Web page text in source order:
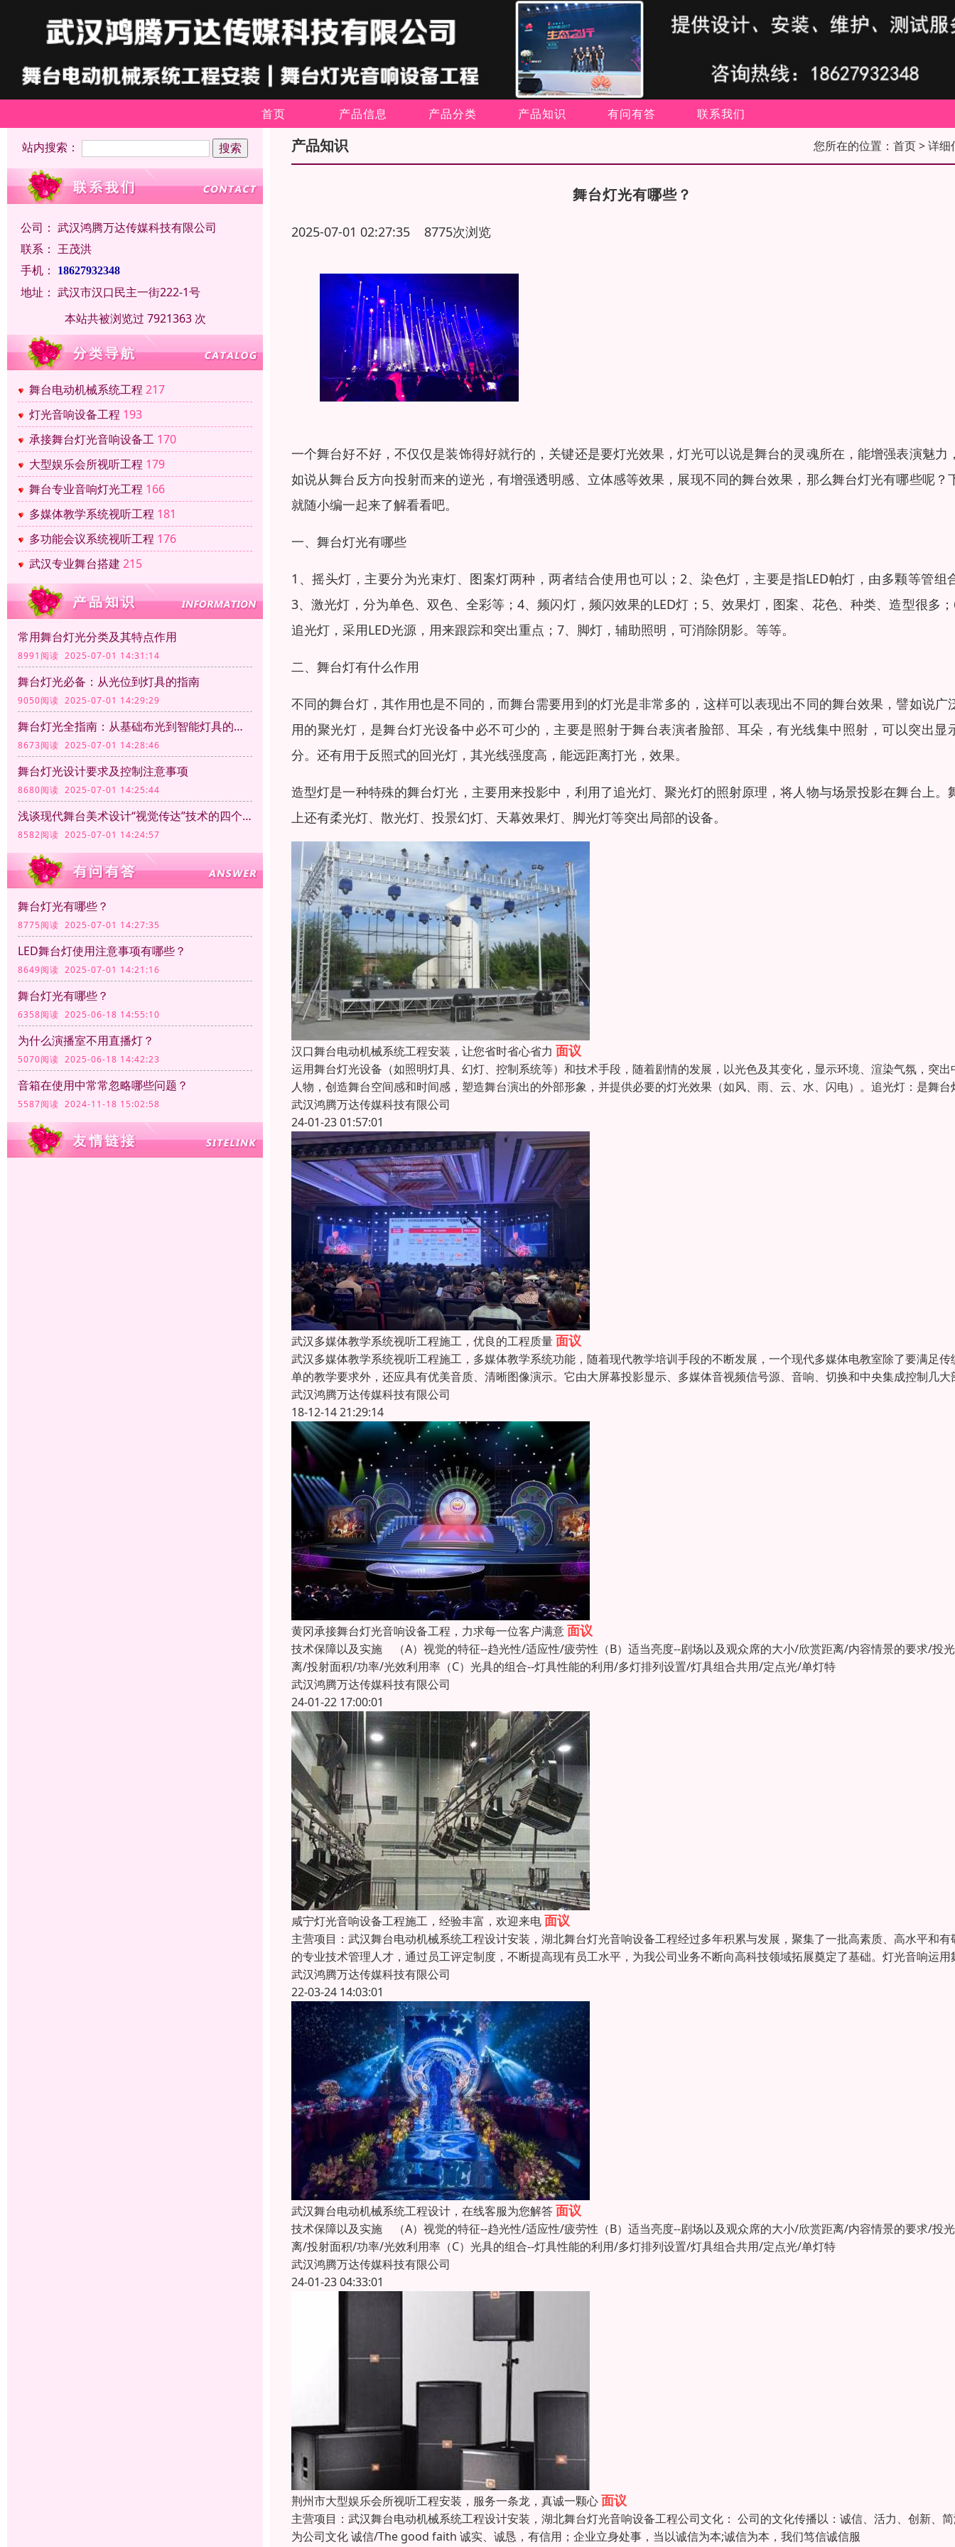
首页 产品信息 产品分类 产品知识 有问有答 联系我们
站内搜索：
公司： 武汉鸿腾万达传媒科技有限公司
联系： 王茂洪
手机：
18627932348
地址： 武汉市汉口民主一街222-1号
本站共被浏览过 7921363 次
舞台电动机械系统工程 217
灯光音响设备工程 193
承接舞台灯光音响设备工 170
大型娱乐会所视听工程 179
舞台专业音响灯光工程 166
多媒体教学系统视听工程 181
多功能会议系统视听工程 176
武汉专业舞台搭建 215
常用舞台灯光分类及其特点作用
8991阅读 2025-07-01 14:31:14
舞台灯光必备：从光位到灯具的指南
9050阅读 2025-07-01 14:29:29
舞台灯光全指南：从基础布光到智能灯具的应用
8673阅读 2025-07-01 14:28:46
舞台灯光设计要求及控制注意事项
8680阅读 2025-07-01 14:25:44
浅谈现代舞台美术设计“视觉传达”技术的四个方面
8582阅读 2025-07-01 14:24:57
舞台灯光有哪些？
8775阅读 2025-07-01 14:27:35
LED舞台灯使用注意事项有哪些？
8649阅读 2025-07-01 14:21:16
舞台灯光有哪些？
6358阅读 2025-06-18 14:55:10
为什么演播室不用直播灯？
5070阅读 2025-06-18 14:42:23
音箱在使用中常常忽略哪些问题？
5587阅读 2024-11-18 15:02:58
产品知识 您所在的位置： 首页> 详细
舞台灯光有哪些？
2025-07-01 02:27:35 8775次浏览
一个舞台好不好，不仅仅是装饰得好就行的，关键还是要灯光效果，灯光可以说是舞台的灵魂所在，能增强表演魅力
如说从舞台反方向投射而来的逆光，有增强透明感、立体感等效果，展现不同的舞台效果，那么舞台灯光有哪些呢？
就随小编一起来了解看看吧。
一、舞台灯光有哪些
1、摇头灯，主要分为光束灯、图案灯两种，两者结合使用也可以；2、染色灯，主要是指LED帕灯，由多颗等管组
3、激光灯，分为单色、双色、全彩等；4、频闪灯，频闪效果的LED灯；5、效果灯，图案、花色、种类、造型很多
追光灯，采用LED光源，用来跟踪和突出重点；7、脚灯，辅助照明，可消除阴影。等等。
二、舞台灯有什么作用
不同的舞台灯，其作用也是不同的，而舞台需要用到的灯光是非常多的，这样可以表现出不同的舞台效果，譬如说广
用的聚光灯，是舞台灯光设备中必不可少的，主要是照射于舞台表演者脸部、耳朵，有光线集中照射，可以突出显
分。还有用于反照式的回光灯，其光线强度高，能远距离打光，效果。
造型灯是一种特殊的舞台灯光，主要用来投影中，利用了追光灯、聚光灯的照射原理，将人物与场景投影在舞台上。
上还有柔光灯、散光灯、投景幻灯、天幕效果灯、脚光灯等突出局部的设备。
汉口舞台电动机械系统工程安装，让您省时省心省力 面议
运用舞台灯光设备（如照明灯具、幻灯、控制系统等）和技术手段，随着剧情的发展，以光色及其变化，显示环境、渲染气氛，突出
人物，创造舞台空间感和时间感，塑造舞台演出的外部形象，并提供必要的灯光效果（如风、雨、云、水、闪电）。追光灯：是舞台
武汉鸿腾万达传媒科技有限公司
24-01-23 01:57:01
武汉多媒体教学系统视听工程施工，优良的工程质量面议
武汉多媒体教学系统视听工程施工，多媒体教学系统功能，随着现代教学培训手段的不断发展，一个现代多媒体电教室除了要满足传
单的教学要求外，还应具有优美音质、清晰图像演示。它由大屏幕投影显示、多媒体音视频信号源、音响、切换和中央集成控制几大
武汉鸿腾万达传媒科技有限公司
18-12-14 21:29:14
黄冈承接舞台灯光音响设备工程，力求每一位客户满意面议
技术保障以及实施 （A）视觉的特征--趋光性/适应性/疲劳性（B）适当亮度--剧场以及观众席的大小/欣赏距离/内容情景的要求/投
离/投射面积/功率/光效利用率（C）光具的组合--灯具性能的利用/多灯排列设置/灯具组合共用/定点光/单灯特
武汉鸿腾万达传媒科技有限公司
24-01-22 17:00:01
咸宁灯光音响设备工程施工，经验丰富，欢迎来电面议
主营项目：武汉舞台电动机械系统工程设计安装，湖北舞台灯光音响设备工程经过多年积累与发展，聚集了一批高素质、高水平和有
的专业技术管理人才，通过员工评定制度，不断提高现有员工水平，为我公司业务不断向高科技领域拓展奠定了基础。灯光音响运用
武汉鸿腾万达传媒科技有限公司
22-03-24 14:03:01
武汉舞台电动机械系统工程设计，在线客服为您解答面议
技术保障以及实施 （A）视觉的特征--趋光性/适应性/疲劳性（B）适当亮度--剧场以及观众席的大小/欣赏距离/内容情景的要求/投
离/投射面积/功率/光效利用率（C）光具的组合--灯具性能的利用/多灯排列设置/灯具组合共用/定点光/单灯特
武汉鸿腾万达传媒科技有限公司
24-01-23 04:33:01
荆州市大型娱乐会所视听工程安装，服务一条龙，真诚一颗心面议
主营项目：武汉舞台电动机械系统工程设计安装，湖北舞台灯光音响设备工程公司文化： 公司的文化传播以：诚信、活力、创新、
为公司文化 诚信/The good faith 诚实、诚恳，有信用；企业立身处事，当以诚信为本;诚信为本，我们笃信诚信服